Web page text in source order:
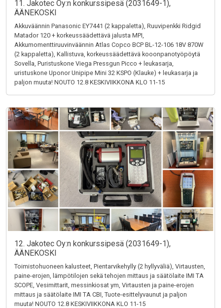
11. Jakotec Oy:n konkurssipesä (2031649-1),
ÄÄNEKOSKI
Akkuväännin Panasonic EY7441 (2 kappaletta), Ruuvipenkki Ridgid
Matador 120 + korkeussäädettävä jalusta MPI,
Akkumomenttiruuvinväännin Atlas Copco BCP BL-12-106 18V 870W
(2 kappaletta), Kallistuva, korkeussäädettävä kooonpanotyöpöytä
Sovella, Puristuskone Viega Pressgun Picco + leukasarja,
uristuskone Uponor Unipipe Mini 32 KSPO (Klauke) + leukasarja ja
paljon muuta! NOUTO 12.8 KESKIVIIKKONA KLO 11-15
12. Jakotec Oy:n konkurssipesä (2031649-1),
ÄÄNEKOSKI
Toimistohuoneen kalusteet, Pientarvikehylly (2 hyllyväliä), Virtausten,
paine-erojen, lämpötilojen sekä tehojen mittaus ja säätölaite IMI TA
SCOPE, Vesimittarit, messinkiosat ym, Virtausten ja paine-erojen
mittaus ja säätölaite IMI TA CBI, Tuote-esittelyvaunut ja paljon
muuta! NOUTO 12.8 KESKIVIIKKONA KLO 11-15